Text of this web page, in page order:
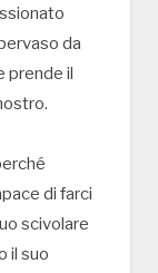
da
prende il
di farci
scivolare
il suo